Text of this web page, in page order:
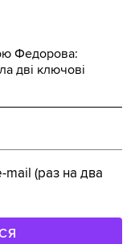
Федорова:
дві ключові
mail (раз на два